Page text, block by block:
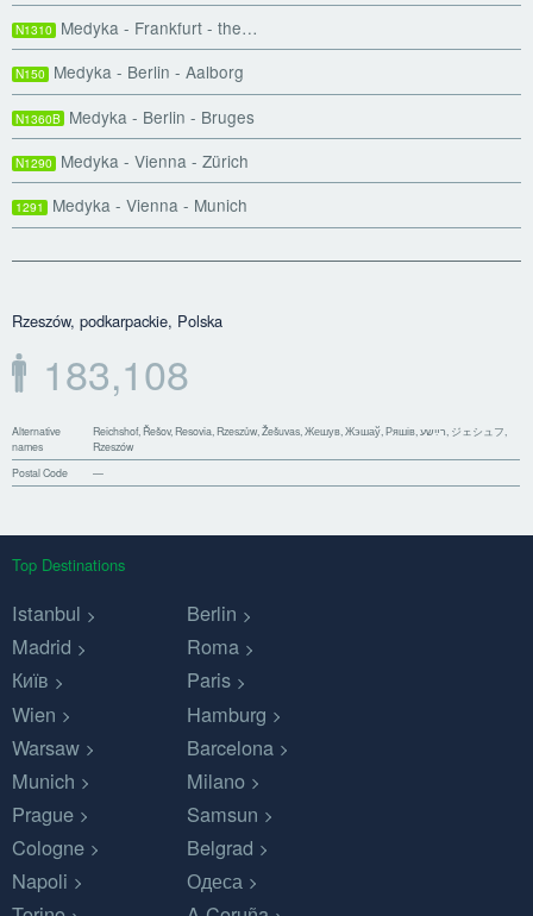
N1310 Medyka - Frankfurt - the…
N150 Medyka - Berlin - Aalborg
N1360B Medyka - Berlin - Bruges
N1290 Medyka - Vienna - Zürich
1291 Medyka - Vienna - Munich
Rzeszów, podkarpackie, Polska
183,108
Alternative
names
Reichshof, Řešov, Resovia, Rzeszůw, Žešuvas, Жешув, Жэшаў, Ряшів, רײַשע, ジェシュフ,
Rzeszów
Postal Code
—
Top Destinations
Istanbul
Berlin
Madrid
Roma
Київ
Paris
Wien
Hamburg
Warsaw
Barcelona
Munich
Milano
Prague
Samsun
Cologne
Belgrad
Napoli
Одеса